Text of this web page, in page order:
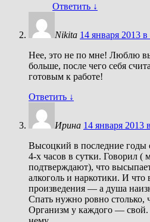
Ответить ↓
Nikita 14 января 2013 в
Нее, это не по мне! Люблю
больше, после чего себя
готовым к работе!
Ответить ↓
Ирина 14 января 2013
Высоцкий в последние годы
4-х часов в сутки. Говорил (
подтверждают), что
алкоголь и наркотики. И что
произведения — а душа
Спать нужно ровно столько,
Организм у каждого —